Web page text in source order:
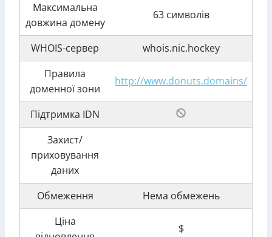
Максимальна
довжина домену
63 символів
WHOIS-сервер
whois.nic.hockey
Правила
доменної зони
http://www.donuts.domains/
Підтримка IDN
Захист/
приховування
даних
Обмеження
Нема обмежень
Ціна
$